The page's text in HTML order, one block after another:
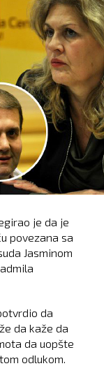
je da je
povezana sa
Jasminom
da
da kaže da
da uopšte
odlukom.